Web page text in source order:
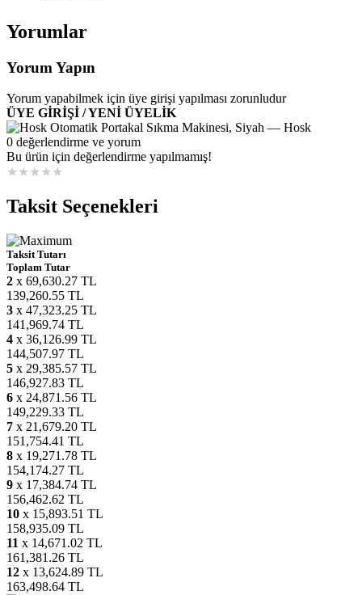
kategorimizden ulaşabilirsiniz.
Yorumlar
Yorum Yapın
Yorum yapabilmek için üye girişi yapılması zorunludur
ÜYE GİRİŞİ / YENİ ÜYELİK
0 değerlendirme ve yorum
Bu ürün için değerlendirme yapılmamış!
★★★★★
Taksit Seçenekleri
Taksit Tutarı
Toplam Tutar
2 x 69,630.27 TL
139,260.55 TL
3 x 47,323.25 TL
141,969.74 TL
4 x 36,126.99 TL
144,507.97 TL
5 x 29,385.57 TL
146,927.83 TL
6 x 24,871.56 TL
149,229.33 TL
7 x 21,679.20 TL
151,754.41 TL
8 x 19,271.78 TL
154,174.27 TL
9 x 17,384.74 TL
156,462.62 TL
10 x 15,893.51 TL
158,935.09 TL
11 x 14,671.02 TL
161,381.26 TL
12 x 13,624.89 TL
163,498.64 TL